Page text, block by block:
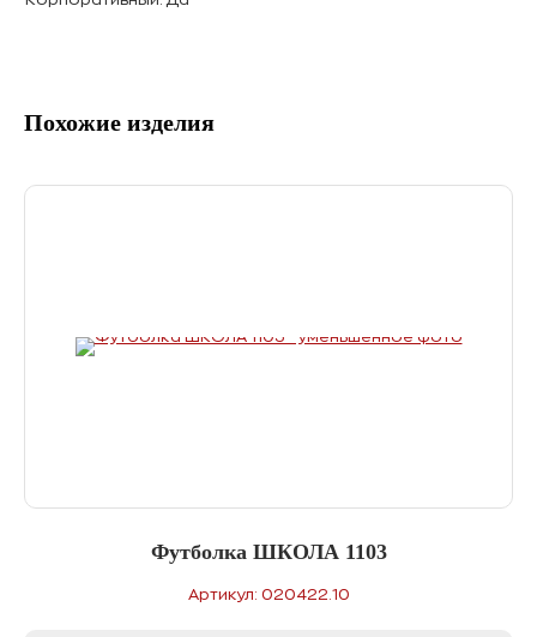
Похожие изделия
Футболка ШКОЛА 1103
Артикул: 020422.10